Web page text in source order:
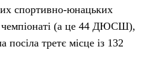
спортивно-юнацьких
чемпіонаті (а це 44 ДЮСШ),
третє місце із 132